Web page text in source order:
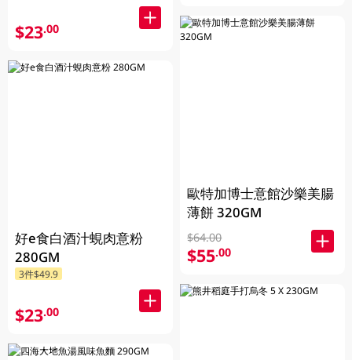
$23.00
好e食白酒汁蜆肉意粉
280GM
3件$49.9
$23.00
歐特加博士意館沙樂美腸
薄餅 320GM
$64.00
$55.00